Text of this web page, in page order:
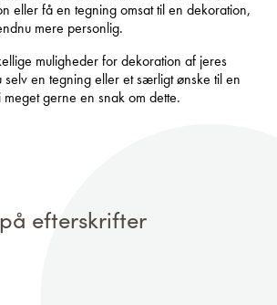
eller få en tegning omsat til en dekoration,
mere personlig.
muligheder for dekoration af jeres
en tegning eller et særligt ønske til en
gerne en snak om dette.
efterskrifter